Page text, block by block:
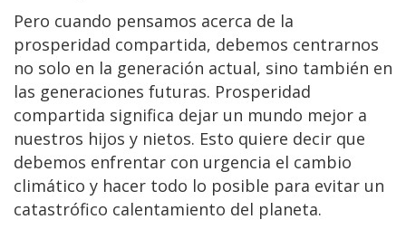
Pero cuando pensamos acerca de la
prosperidad compartida, debemos centrarnos
no solo en la generación actual, sino también en
las generaciones futuras. Prosperidad
compartida significa dejar un mundo mejor a
nuestros hijos y nietos. Esto quiere decir que
debemos enfrentar con urgencia el cambio
climático y hacer todo lo posible para evitar un
catastrófico calentamiento del planeta.